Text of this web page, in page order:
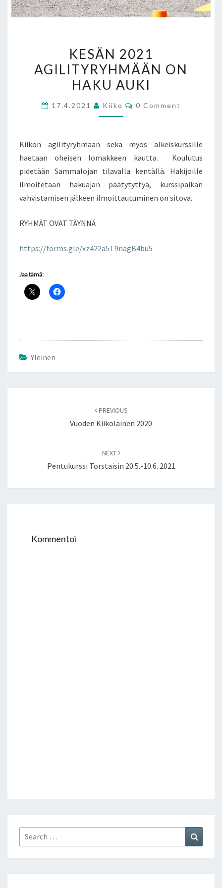
2021
AGILITYRYHMÄÄN
ON
AUKI
KESÄN 2021
AGILITYRYHMÄÄN ON
HAKU AUKI
17.4.2021 Kiiko Comments
0 Comment
Kiikon agilityryhmään sekä myös alkeiskurssille
haetaan oheisen lomakkeen kautta. Koulutus
pidetään Sammalojan tilavalla kentällä. Hakijoille
ilmoitetaan hakuajan päätytyttyä, kurssipaikan
vahvistamisen jälkeen ilmoittautuminen on sitova.
RYHMÄT OVAT TÄYNNÄ
https://forms.gle/xz422a5T9nagB4bu5
Jaa tämä:
Yleinen
PREVIOUS
Vuoden Kiikolainen 2020
NEXT
Pentukurssi Torstaisin 20.5.-10.6. 2021
Kommentoi
Search
for: